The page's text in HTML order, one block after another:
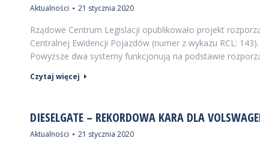
Aktualności 21 stycznia 2020
Rządowe Centrum Legislacji opublikowało projekt
Centralnej Ewidencji Pojazdów (numer z wykazu RCL:
Powyższe dwa systemy funkcjonują na podstawie
Czytaj więcej
DIESELGATE – REKORDOWA KARA DLA
Aktualności 21 stycznia 2020